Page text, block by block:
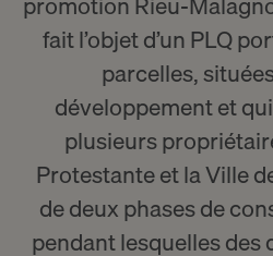
fait l’objet d’un PLQ
parcelles,
développement et
plusieurs
Protestante et la Ville
de deux phases de
pendant lesquelles des